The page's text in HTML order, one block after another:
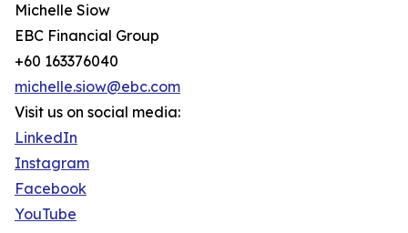
Michelle Siow
EBC Financial Group
+60 163376040
michelle.siow@ebc.com
Visit us on social media:
LinkedIn
Instagram
Facebook
YouTube